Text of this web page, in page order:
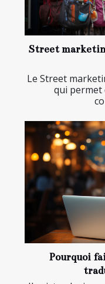
Street
Le Street
qui permet
Pourquoi